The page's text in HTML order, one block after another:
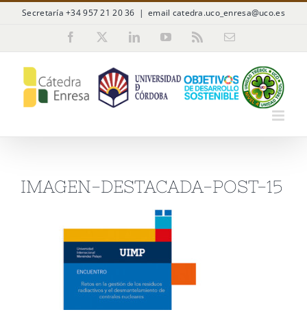
Saltar
contenido
Secretaría +34 957 21 20 36 | email catedra.uco_enresa@uco.es
Facebook LinkedInYouTube
Correo
IMAGEN-DESTACADA-POST-15